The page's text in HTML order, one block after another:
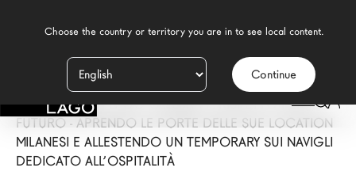
Continue
Prodotti
Ispirazione
Configuratore
PRESS/
FUORISALONE: LAGO CELEBRA IL RISPETTO PER IL
FUTURO - APRENDO LE PORTE DELLE SUE LOCATION
MILANESI E ALLESTENDO UN TEMPORARY SUI NAVIGLI
DEDICATO ALL’OSPITALITÀ